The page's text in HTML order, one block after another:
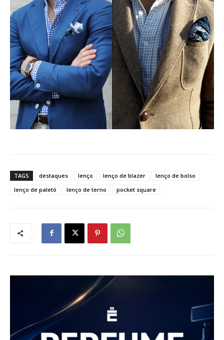
TAGS destaques lenço lenço de blazer
lenço de bolso
lenço de paletó
lenço de terno pocket square